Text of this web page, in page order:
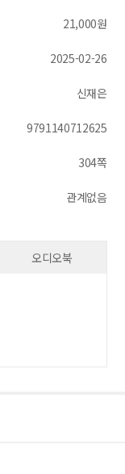
21,000원
2025-02-26
신재은
9791140712625
304쪽
관계없음
오디오북